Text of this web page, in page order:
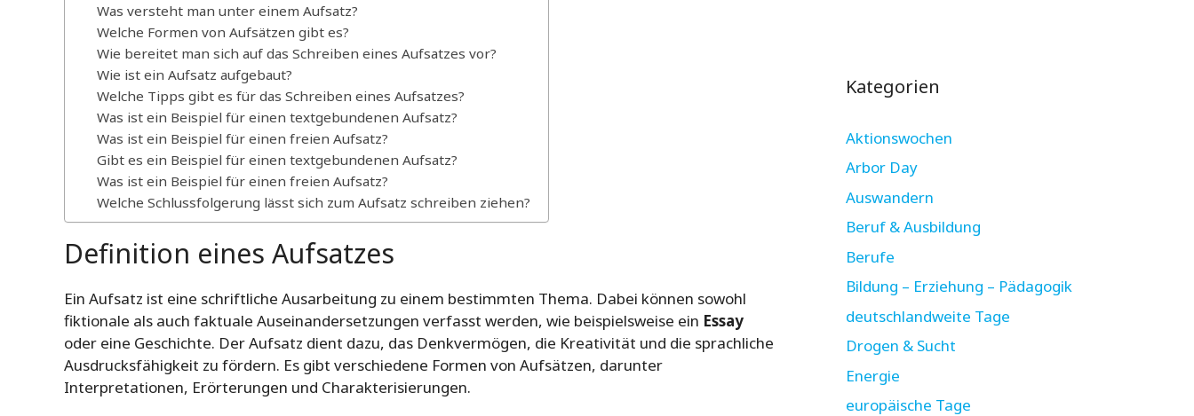
Was versteht man unter einem Aufsatz?
Welche Formen von Aufsätzen gibt es?
Wie bereitet man sich auf das Schreiben eines Aufsatzes vor?
Wie ist ein Aufsatz aufgebaut?
Welche Tipps gibt es für das Schreiben eines Aufsatzes?
Was ist ein Beispiel für einen textgebundenen Aufsatz?
Was ist ein Beispiel für einen freien Aufsatz?
Gibt es ein Beispiel für einen textgebundenen Aufsatz?
Was ist ein Beispiel für einen freien Aufsatz?
Welche Schlussfolgerung lässt sich zum Aufsatz schreiben ziehen?
Definition eines Aufsatzes
Ein Aufsatz ist eine schriftliche Ausarbeitung zu einem bestimmten Thema. Dabei können sowohl
fiktionale als auch faktuale Auseinandersetzungen verfasst werden, wie beispielsweise ein Essay
oder eine Geschichte. Der Aufsatz dient dazu, das Denkvermögen, die Kreativität und die sprachliche
Ausdrucksfähigkeit zu fördern. Es gibt verschiedene Formen von Aufsätzen, darunter
Interpretationen, Erörterungen und Charakterisierungen.
Kategorien
Aktionswochen
Arbor Day
Auswandern
Beruf & Ausbildung
Berufe
Bildung – Erziehung – Pädagogik
deutschlandweite Tage
Drogen & Sucht
Energie
europäische Tage